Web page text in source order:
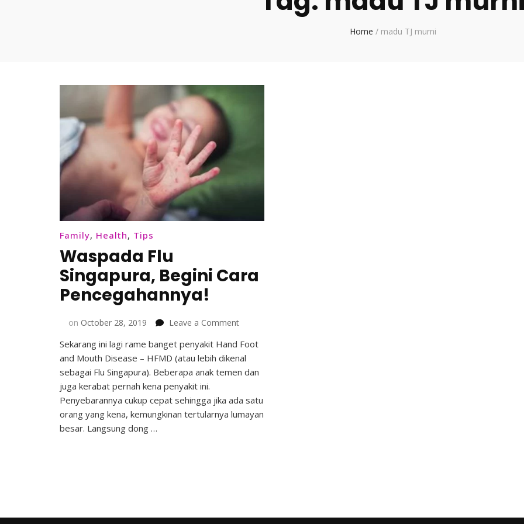
Home / madu TJ murni
Family, Health, Tips
Waspada Flu
Singapura, Begini Cara
Pencegahannya!
on October 28, 2019 Leave a Commenton
Flu
Singapura,
Begini
Pencegahannya!
Sekarang ini lagi rame banget penyakit Hand Foot
and Mouth Disease – HFMD (atau lebih dikenal
sebagai Flu Singapura). Beberapa anak temen dan
juga kerabat pernah kena penyakit ini.
Penyebarannya cukup cepat sehingga jika ada satu
orang yang kena, kemungkinan tertularnya lumayan
besar. Langsung dong …